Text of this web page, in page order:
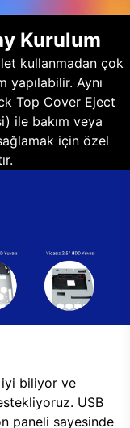
Kurulum
kullanmadan çok
Aynı
Top Cover Eject
ile bakım veya
için özel
iyi biliyor ve
USB
paneli sayesinde